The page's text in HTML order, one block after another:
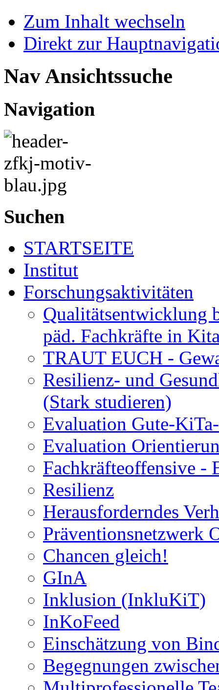
Zum Inhalt wechseln
Direkt zur
Nav Ansichtssuche
Navigation
Suchen
STARTSEITE
Institut
Forschungsaktivitäten
Qualitätsentwicklung
päd. Fachkräfte in
TRAUT EUCH -
Resilienz- und
(Stark studieren)
Evaluation Gute-
Evaluation
Fachkräfteoffensive -
Resilienz
Herausforderndes
Präventionsnetzwerk
Chancen gleich!
GInA
Inklusion (InkluKiT)
InKoFeed
Einschätzung von
Begegnungen